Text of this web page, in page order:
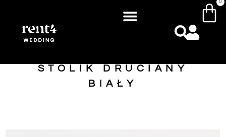
0
STOLIK DRUCIANY
BIAŁY